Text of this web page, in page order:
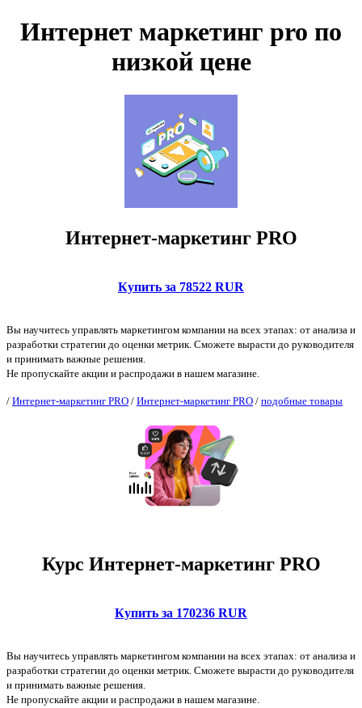
Интернет маркетинг pro по
низкой цене
Интернет-маркетинг PRO
Купить за 78522 RUR
Вы научитесь управлять маркетингом компании на всех этапах: от анализа и
разработки стратегии до оценки метрик. Сможете вырасти до руководителя
и принимать важные решения.
Не пропускайте акции и распродажи в нашем магазине.
/ Интернет-маркетинг PRO / Интернет-маркетинг PRO / подобные товары
Курс Интернет-маркетинг PRO
Купить за 170236 RUR
Вы научитесь управлять маркетингом компании на всех этапах: от анализа и
разработки стратегии до оценки метрик. Сможете вырасти до руководителя
и принимать важные решения.
Не пропускайте акции и распродажи в нашем магазине.